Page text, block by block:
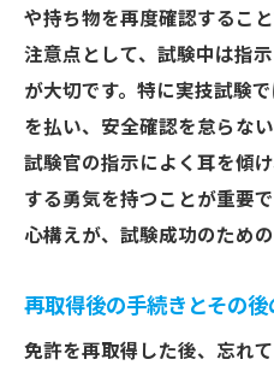
や持ち物を再度確認するこ
注意点として、試験中は指
が大切です。特に実技試験
を払い、安全確認を怠らな
試験官の指示によく耳を傾
する勇気を持つことが重要
心構えが、試験成功のため
再取得後の手続きとその後
免許を再取得した後、忘れ